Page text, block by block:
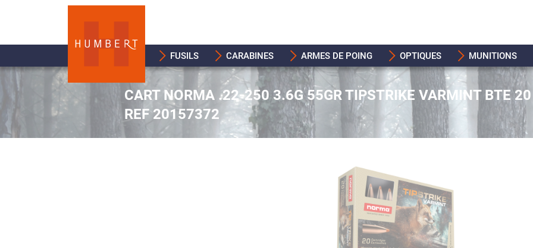
FUSILS CARABINES ARMES DE POING OPTIQUES MUNITIONS
CART NORMA .22-250 3.6G 55GR TIPSTRIKE VARMINT BTE 20
REF 20157372